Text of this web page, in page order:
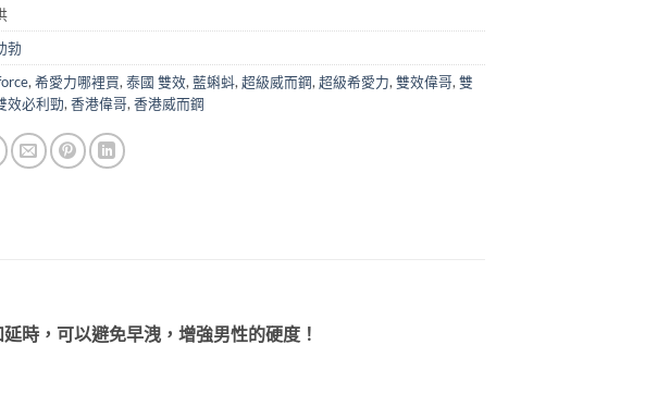
勃
, 希愛力哪裡買, 泰國 雙效, 藍蝌蚪, 超級威而鋼, 超級希愛力, 雙效偉哥, 雙
效必利勁, 香港偉哥, 香港威而鋼
時，可以避免早洩，增強男性的硬度！